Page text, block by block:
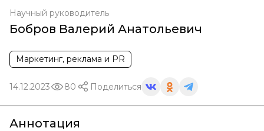
Научный руководитель
Бобров Валерий Анатольевич
Маркетинг, реклама и PR
14.12.2023 80 Поделиться
Аннотация